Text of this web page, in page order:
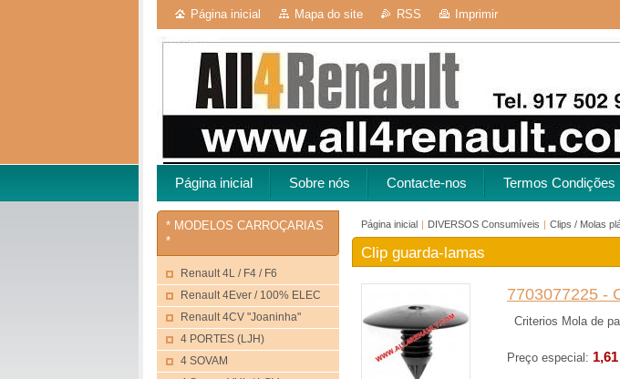
Página inicial Mapa do site RSS Imprimir
Página inicial Sobre nós Contacte-nos Termos Condições
Página inicial | DIVERSOS Consumíveis | Clips / Molas
Clip guarda-lamas
7703077225 -
Criterios Mola de
Preço especial:
* MODELOS CARROÇARIAS
*
Renault 4L / F4 / F6
Renault 4Ever / 100% ELEC
Renault 4CV "Joaninha"
4 PORTES (LJH)
4 SOVAM